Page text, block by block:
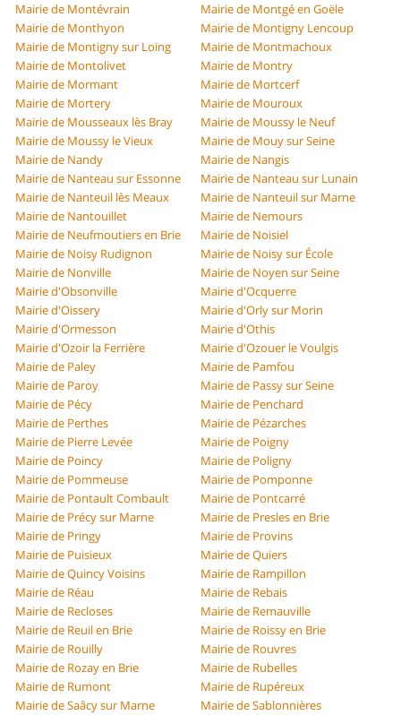
Mairie de Montévrain
Mairie de Montgé en Goële
Mairie de Monthyon
Mairie de Montigny Lencoup
Mairie de Montigny sur Loing
Mairie de Montmachoux
Mairie de Montolivet
Mairie de Montry
Mairie de Mormant
Mairie de Mortcerf
Mairie de Mortery
Mairie de Mouroux
Mairie de Mousseaux lès Bray
Mairie de Moussy le Neuf
Mairie de Moussy le Vieux
Mairie de Mouy sur Seine
Mairie de Nandy
Mairie de Nangis
Mairie de Nanteau sur Essonne
Mairie de Nanteau sur Lunain
Mairie de Nanteuil lès Meaux
Mairie de Nanteuil sur Marne
Mairie de Nantouillet
Mairie de Nemours
Mairie de Neufmoutiers en Brie
Mairie de Noisiel
Mairie de Noisy Rudignon
Mairie de Noisy sur École
Mairie de Nonville
Mairie de Noyen sur Seine
Mairie d'Obsonville
Mairie d'Ocquerre
Mairie d'Oissery
Mairie d'Orly sur Morin
Mairie d'Ormesson
Mairie d'Othis
Mairie d'Ozoir la Ferrière
Mairie d'Ozouer le Voulgis
Mairie de Paley
Mairie de Pamfou
Mairie de Paroy
Mairie de Passy sur Seine
Mairie de Pécy
Mairie de Penchard
Mairie de Perthes
Mairie de Pézarches
Mairie de Pierre Levée
Mairie de Poigny
Mairie de Poincy
Mairie de Poligny
Mairie de Pommeuse
Mairie de Pomponne
Mairie de Pontault Combault
Mairie de Pontcarré
Mairie de Précy sur Marne
Mairie de Presles en Brie
Mairie de Pringy
Mairie de Provins
Mairie de Puisieux
Mairie de Quiers
Mairie de Quincy Voisins
Mairie de Rampillon
Mairie de Réau
Mairie de Rebais
Mairie de Recloses
Mairie de Remauville
Mairie de Reuil en Brie
Mairie de Roissy en Brie
Mairie de Rouilly
Mairie de Rouvres
Mairie de Rozay en Brie
Mairie de Rubelles
Mairie de Rumont
Mairie de Rupéreux
Mairie de Saâcy sur Marne
Mairie de Sablonnières